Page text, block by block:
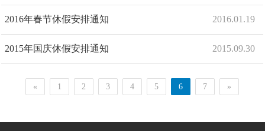
2016年春节休假安排通知 2016.01.19
2015年国庆休假安排通知 2015.09.30
« 1 2 3 4 5 6 7 »